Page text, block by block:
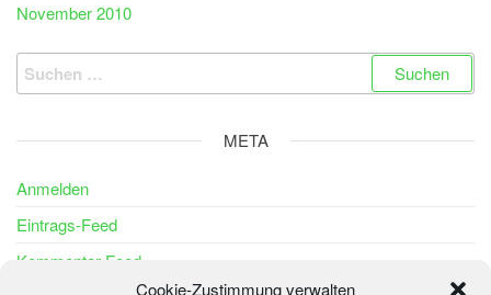
Cookie-Zustimmung verwalten
November 2010
Suchen
nach:
META
Anmelden
Eintrags-Feed
Kommentar-Feed